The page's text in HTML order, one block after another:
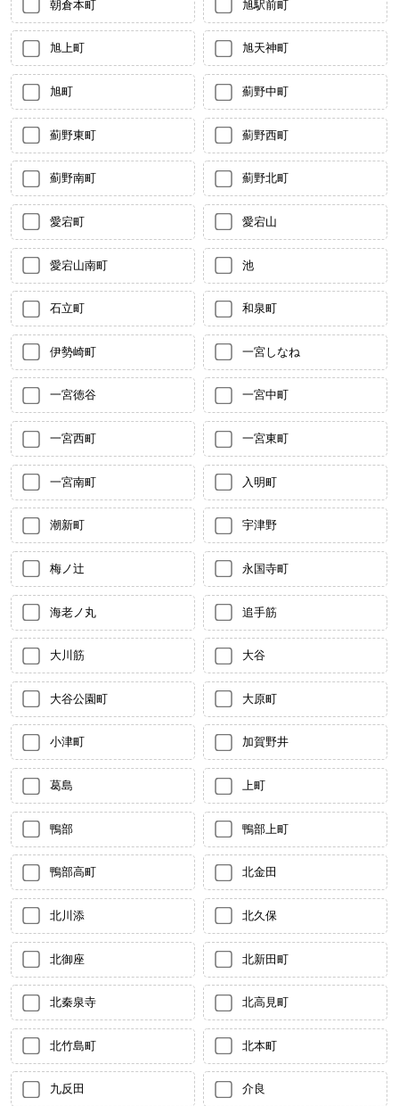
朝倉本町 旭駅前町
旭上町 旭天神町
旭町 薊野中町
薊野東町 薊野西町
薊野南町 薊野北町
愛宕町 愛宕山
愛宕山南町 池
石立町 和泉町
伊勢崎町 一宮しなね
一宮徳谷 一宮中町
一宮西町 一宮東町
一宮南町 入明町
潮新町 宇津野
梅ノ辻 永国寺町
海老ノ丸 追手筋
大川筋 大谷
大谷公園町 大原町
小津町 加賀野井
葛島 上町
鴨部 鴨部上町
鴨部高町 北金田
北川添 北久保
北御座 北新田町
北秦泉寺 北高見町
北竹島町 北本町
九反田 介良